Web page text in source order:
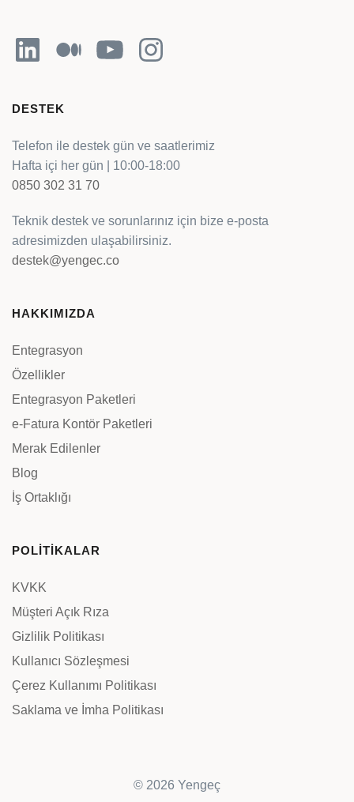
LinkedInOrta YouTubeInstagram
DESTEK
Telefon ile destek gün ve saatlerimiz
Hafta içi her gün | 10:00-18:00
0850 302 31 70
Teknik destek ve sorunlarınız için bize e-posta
adresimizden ulaşabilirsiniz.
destek@yengec.co
HAKKIMIZDA
Entegrasyon
Özellikler
Entegrasyon Paketleri
e-Fatura Kontör Paketleri
Merak Edilenler
Blog
İş Ortaklığı
POLİTİKALAR
KVKK
Müşteri Açık Rıza
Gizlilik Politikası
Kullanıcı Sözleşmesi
Çerez Kullanımı Politikası
Saklama ve İmha Politikası
© 2026 Yengeç